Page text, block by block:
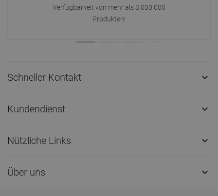
Verfügbarkeit von mehr als 3.000.000
Produkten!
Schneller Kontakt 
Kundendienst 
Nützliche Links 
Über uns 